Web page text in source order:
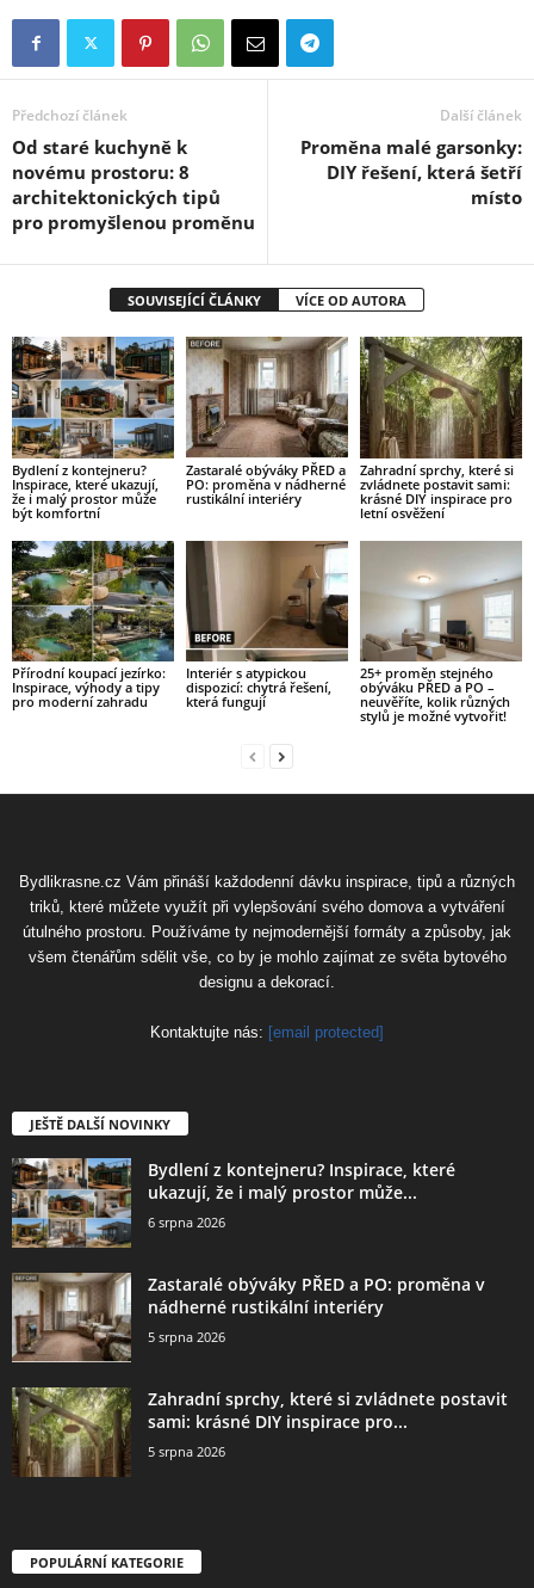
Předchozí článek
Od staré kuchyně k
novému prostoru: 8
architektonických tipů
pro promyšlenou proměnu
Další článek
Proměna malé garsonky:
DIY řešení, která šetří
místo
SOUVISEJÍCÍ ČLÁNKY VÍCE OD AUTORA
Bydlení z kontejneru?
Inspirace, které ukazují,
že i malý prostor může
být komfortní
Zastaralé obýváky PŘED a
PO: proměna v nádherné
rustikální interiéry
Zahradní sprchy, které si
zvládnete postavit sami:
krásné DIY inspirace pro
letní osvěžení
Přírodní koupací jezírko:
Inspirace, výhody a tipy
pro moderní zahradu
Interiér s atypickou
dispozicí: chytrá řešení,
která fungují
25+ proměn stejného
obýváku PŘED a PO –
neuvěříte, kolik různých
stylů je možné vytvořit!
Bydlikrasne.cz Vám přináší každodenní dávku inspirace, tipů a různých
triků, které můžete využít při vylepšování svého domova a vytváření
útulného prostoru. Používáme ty nejmodernější formáty a způsoby, jak
všem čtenářům sdělit vše, co by je mohlo zajímat ze světa bytového
designu a dekorací.
Kontaktujte nás: [email protected]
JEŠTĚ DALŠÍ NOVINKY
Bydlení z kontejneru? Inspirace, které
ukazují, že i malý prostor může...
6 srpna 2026
Zastaralé obýváky PŘED a PO: proměna v
nádherné rustikální interiéry
5 srpna 2026
Zahradní sprchy, které si zvládnete postavit
sami: krásné DIY inspirace pro...
5 srpna 2026
POPULÁRNÍ KATEGORIE